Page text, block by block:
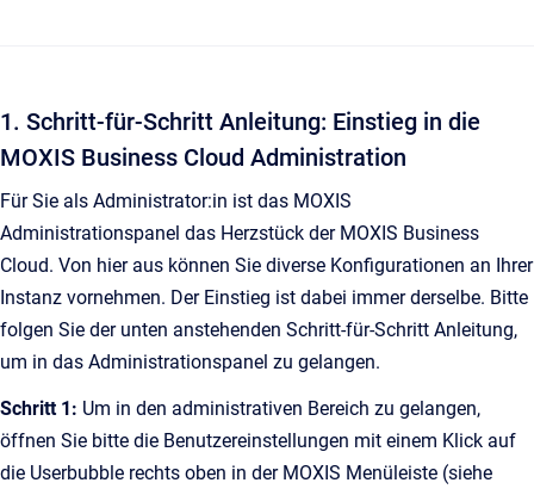
1. Schritt-für-Schritt Anleitung: Einstieg in die
MOXIS Business Cloud Administration
Für Sie als Administrator:in ist das MOXIS
Administrationspanel das Herzstück der MOXIS Business
Cloud. Von hier aus können Sie diverse Konfigurationen an Ihrer
Instanz vornehmen. Der Einstieg ist dabei immer derselbe. Bitte
folgen Sie der unten anstehenden Schritt-für-Schritt Anleitung,
um in das Administrationspanel zu gelangen.
Schritt 1: Um in den administrativen Bereich zu gelangen,
öffnen Sie bitte die Benutzereinstellungen mit einem Klick auf
die Userbubble rechts oben in der MOXIS Menüleiste (siehe